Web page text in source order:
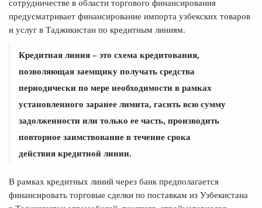
сотрудничестве в области торгового финансирования
предусматривает финансирование импорта узбекских товаров
и услуг в Таджикистан по кредитным линиям.
Кредитная линия – это схема кредитования,
позволяющая заемщику получать средства
периодически по мере необходимости в рамках
установленного заранее лимита, гасить всю сумму
задолженности или только ее часть, производить
повторное заимствование в течение срока
действия кредитной линии.
В рамках кредитных линий через банк предполагается
финансировать торговые сделки по поставкам из Узбекистана